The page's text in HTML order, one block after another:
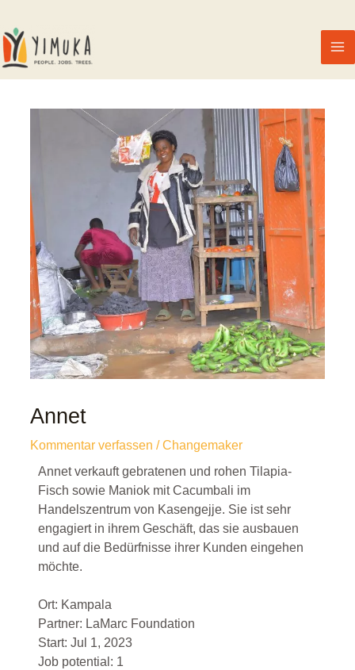
Annet
Kommentar verfassen /Changemaker
Annet verkauft gebratenen und rohen Tilapia-
Fisch sowie Maniok mit Cacumbali im
Handelszentrum von Kasengejje. Sie ist sehr
engagiert in ihrem Geschäft, das sie ausbauen
und auf die Bedürfnisse ihrer Kunden eingehen
möchte.
Ort: Kampala
Partner: LaMarc Foundation
Start: Jul 1, 2023
Job potential: 1